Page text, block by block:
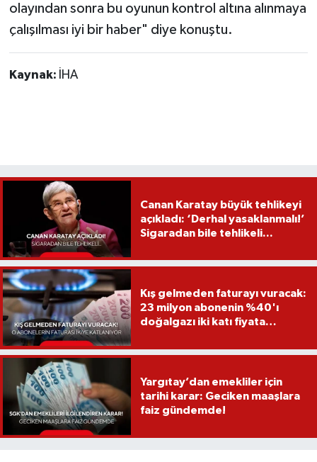
olayından sonra bu oyunun kontrol altına alınmaya
çalışılması iyi bir haber" diye konuştu.
Kaynak: İHA
Canan Karatay büyük tehlikeyi
açıkladı: ‘Derhal yasaklanmalı!’
Sigaradan bile tehlikeli...
Kış gelmeden faturayı vuracak:
23 milyon abonenin %40'ı
doğalgazı iki katı fiyata
Yargıtay’dan emekliler için
tarihi karar: Geciken maaşlara
faiz gündemde!